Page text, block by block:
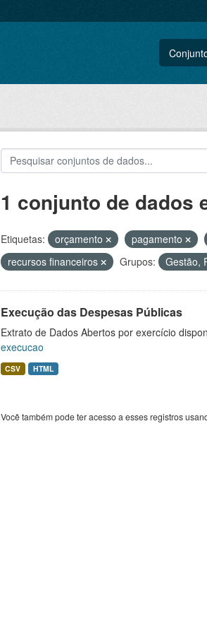
1 conjunto de dados
Etiquetas: orçamento pagamento
recursos financeiros
Grupos: Gestão,
Execução das Despesas Públicas
Extrato de Dados Abertos por exercício
execucao
CSV HTML
Você também pode ter acesso a esses registros